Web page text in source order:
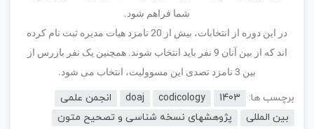
شما فراهم شود.
در این دوره از انتخابات، بیش از 20 نامزد هیات مدیره ثبت نام کرده
اند که از بین آنان 9 نفر باید انتخاب شوند. همچنین یک نفر بازرس از
بین 3 نامزد تصدی این مسوولیت، انتخاب می شود.
برچسب ها: 1403
codicology
doaj
انجمن علمی
بین المللی
پژوهشهای نسخه شناسی و تصحیح متون